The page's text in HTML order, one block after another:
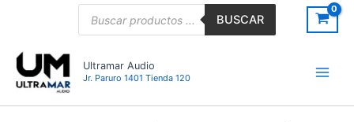
BUSCAR
Ultramar Audio
Jr. Paruro 1401 Tienda 120